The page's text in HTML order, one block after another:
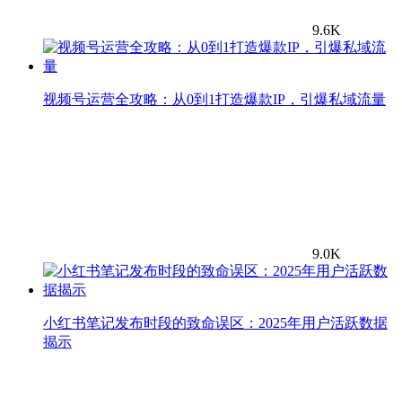
9.6K
视频号运营全攻略：从0到1打造爆款IP，引爆私域流量
9.0K
小红书笔记发布时段的致命误区：2025年用户活跃数据
揭示